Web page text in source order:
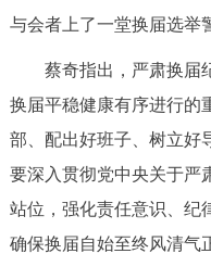
便民服务
中介服务
政民互动
12345网上接诉即办
与会者上了一堂换届选举
蔡奇指出，严肃换届纪
换届平稳健康有序进行的
部、配出好班子、树立好
要深入贯彻党中央关于严
站位，强化责任意识、纪
确保换届自始至终风清气